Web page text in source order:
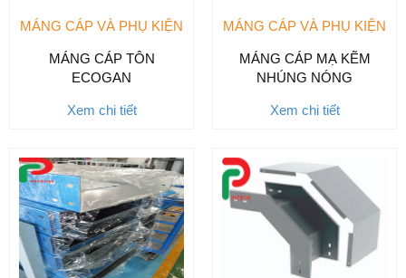
MÁNG CÁP VÀ PHỤ KIỆN
MÁNG CÁP TÔN
ECOGAN
Xem chi tiết
MÁNG CÁP VÀ PHỤ KIỆN
MÁNG CÁP MẠ KẼM
NHÚNG NÓNG
Xem chi tiết